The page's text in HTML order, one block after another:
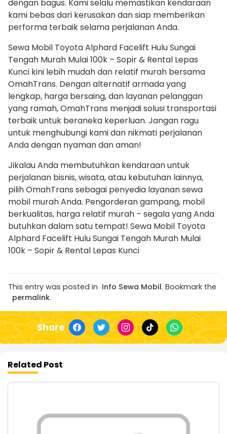
dengan bagus. Kami selalu memastikan kendaraan
kami bebas dari kerusakan dan siap memberikan
performa terbaik selama perjalanan Anda.
Sewa Mobil Toyota Alphard Facelift Hulu Sungai
Tengah Murah Mulai 100k – Sopir & Rental Lepas
Kunci kini lebih mudah dan relatif murah bersama
OmahTrans. Dengan alternatif armada yang
lengkap, harga bersaing, dan layanan pelanggan
yang ramah, OmahTrans menjadi solusi transportasi
terbaik untuk beraneka keperluan. Jangan ragu
untuk menghubungi kami dan nikmati perjalanan
Anda dengan nyaman dan aman!
Jikalau Anda membutuhkan kendaraan untuk
perjalanan bisnis, wisata, atau kebutuhan lainnya,
pilih OmahTrans sebagai penyedia layanan sewa
mobil murah Anda. Pengorderan gampang, mobil
berkualitas, harga relatif murah – segala yang Anda
butuhkan dalam satu tempat! Sewa Mobil Toyota
Alphard Facelift Hulu Sungai Tengah Murah Mulai
100k – Sopir & Rental Lepas Kunci
This entry was posted in Info Sewa Mobil. Bookmark the
permalink.
Share
Related Post